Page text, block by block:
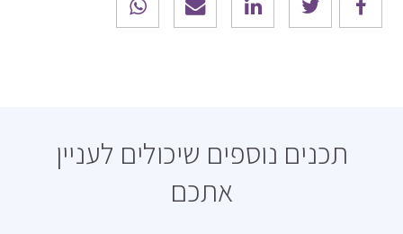
תכנים נוספים שיכולים לעניין
אתכם